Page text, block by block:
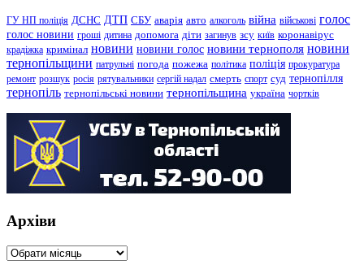
ГУ НП поліція ДСНС ДТП СБУ аварія авто алкоголь війна військові голос
голос новини гроші дитина допомога діти загинув зсу київ коронавірус
крадіжка кримінал новини новини голос новини тернополя новини
тернопільщини патрульні погода пожежа політика поліція прокуратура
ремонт розшук росія рятувальники сергій надал смерть спорт суд тернопілля
тернопіль тернопільські новини тернопільщина україна чортків
Архіви
Архіви